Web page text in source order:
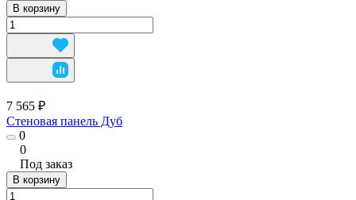
В корзину
7 565 ₽
Стеновая панель Дуб
0
0
Под заказ
В корзину